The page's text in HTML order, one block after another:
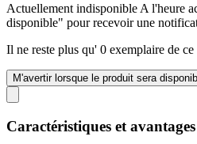
Actuellement indisponible A l'heure
disponible" pour recevoir une
Il ne reste plus qu' 0 exemplaire de
M'avertir lorsque le produit sera
Caractéristiques et avantages